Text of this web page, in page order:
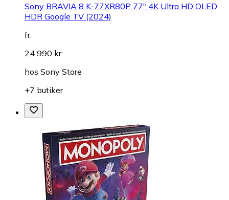
Sony BRAVIA 8 K-77XR80P 77" 4K Ultra HD OLED
HDR Google TV (2024)
fr.
24 990 kr
hos Sony Store
+7 butiker